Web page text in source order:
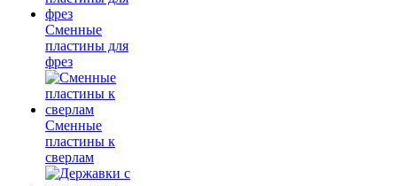
Сменные
пластины для
фрез
Сменные
пластины к
сверлам